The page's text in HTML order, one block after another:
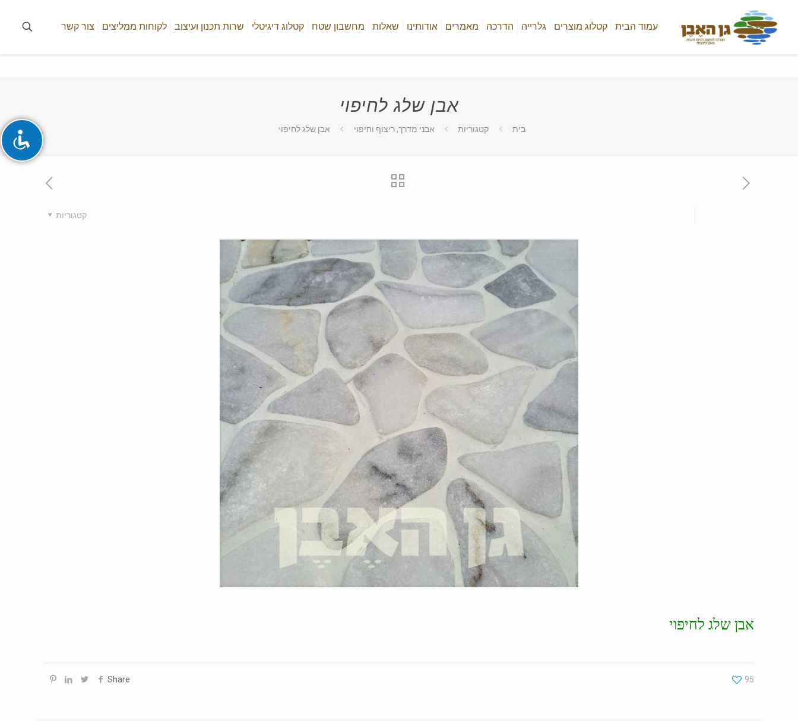
עמוד הבית קטלוג מוצרים גלרייה הדרכה מאמרים אודותינו שאלות מחשבון שטח קטלוג דיגיטלי שרות תכנון ועיצוב לקוחות ממליצים צור קשר
אבן שלג לחיפוי
בית קטגוריות אבני מדרך, ריצוף וחיפוי אבן שלג לחיפוי
קטגוריות
אבן שלג לחיפוי
Share 95